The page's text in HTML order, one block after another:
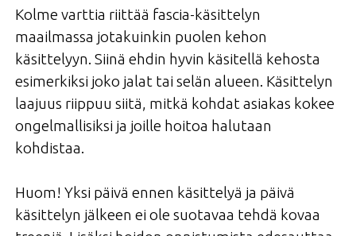
Kolme varttia riittää fascia-käsittelyn
maailmassa jotakuinkin puolen kehon
käsittelyyn. Siinä ehdin hyvin käsitellä kehosta
esimerkiksi joko jalat tai selän alueen. Käsittelyn
laajuus riippuu siitä, mitkä kohdat asiakas kokee
ongelmallisiksi ja joille hoitoa halutaan
kohdistaa.
Huom! Yksi päivä ennen käsittelyä ja päivä
käsittelyn jälkeen ei ole suotavaa tehdä kovaa